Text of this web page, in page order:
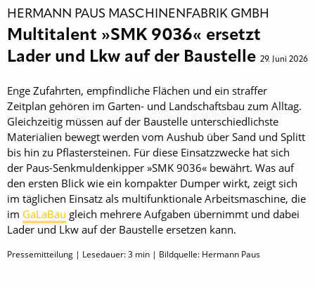
HERMANN PAUS MASCHINENFABRIK GMBH
Multitalent »SMK 9036« ersetzt
Lader und Lkw auf der Baustelle 29. Juni 2026
Enge Zufahrten, empfindliche Flächen und ein straffer
Zeitplan gehören im Garten- und Landschaftsbau zum Alltag.
Gleichzeitig müssen auf der Baustelle unterschiedlichste
Materialien bewegt werden vom Aushub über Sand und Splitt
bis hin zu Pflastersteinen. Für diese Einsatzzwecke hat sich
der Paus-Senkmuldenkipper »SMK 9036« bewährt. Was auf
den ersten Blick wie ein kompakter Dumper wirkt, zeigt sich
im täglichen Einsatz als multifunktionale Arbeitsmaschine, die
im GaLaBau gleich mehrere Aufgaben übernimmt und dabei
Lader und Lkw auf der Baustelle ersetzen kann.
Pressemitteilung | Lesedauer:3 min | Bildquelle: Hermann Paus